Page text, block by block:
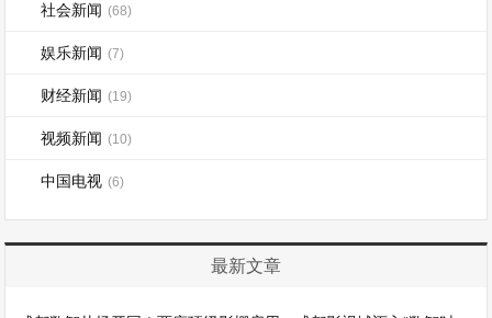
社会新闻 (68)
娱乐新闻 (7)
财经新闻 (19)
视频新闻 (10)
中国电视 (6)
最新文章